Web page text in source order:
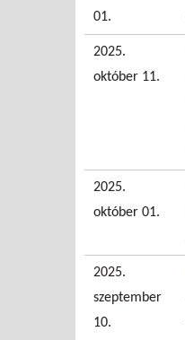
01.
2025.
október 11.
2025.
október 01.
2025.
szeptember
10.